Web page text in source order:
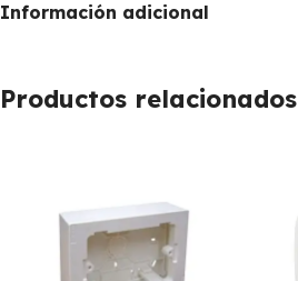
Información adicional
Productos relacionados